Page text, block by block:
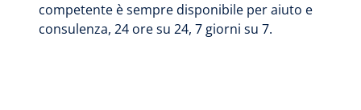
competente è sempre disponibile per aiuto e
consulenza, 24 ore su 24, 7 giorni su 7.